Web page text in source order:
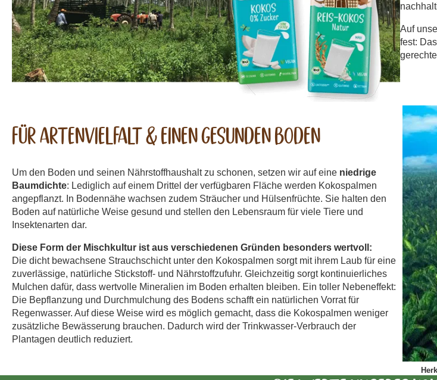
Auf
fest:
Für Artenvielfalt & einen gesunden Boden
Um den Boden und seinen Nährstoffhaushalt zu schonen, setzen wir auf eine niedrige
Baumdichte: Lediglich auf einem Drittel der verfügbaren Fläche werden Kokospalmen
angepflanzt. In Bodennähe wachsen zudem Sträucher und Hülsenfrüchte. Sie halten den
Boden auf natürliche Weise gesund und stellen den Lebensraum für viele Tiere und
Insektenarten dar.
Diese Form der Mischkultur ist aus verschiedenen Gründen besonders wertvoll:
Die dicht bewachsene Strauchschicht unter den Kokospalmen sorgt mit ihrem Laub für eine
zuverlässige, natürliche Stickstoff- und Nährstoffzufuhr. Gleichzeitig sorgt kontinuierliches
Mulchen dafür, dass wertvolle Mineralien im Boden erhalten bleiben. Ein toller Nebeneffekt:
Die Bepflanzung und Durchmulchung des Bodens schafft ein natürlichen Vorrat für
Regenwasser. Auf diese Weise wird es möglich gemacht, dass die Kokospalmen weniger
zusätzliche Bewässerung brauchen. Dadurch wird der Trinkwasser-Verbrauch der
Plantagen deutlich reduziert.